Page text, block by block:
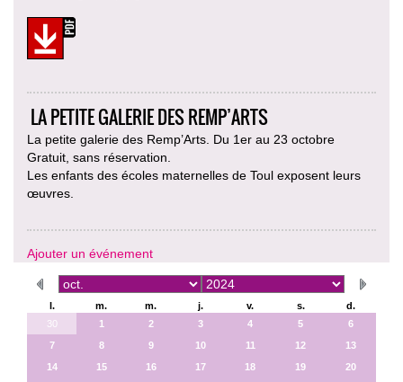
LA PETITE GALERIE DES REMP’ARTS
La petite galerie des Remp’Arts. Du 1er au 23 octobre
Gratuit, sans réservation.
Les enfants des écoles maternelles de Toul exposent leurs
œuvres.
Ajouter un événement
l. m. m. j. v. s.
d.
30
1 2 3 4 5
6
7
8 9 10 11 12
13
14
15 16 17 18 19
20